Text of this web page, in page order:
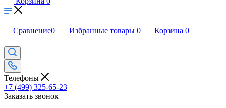
Сравнение0 Избранные товары 0 Корзина 0
Телефоны
+7 (499) 325-65-23
Заказать звонок